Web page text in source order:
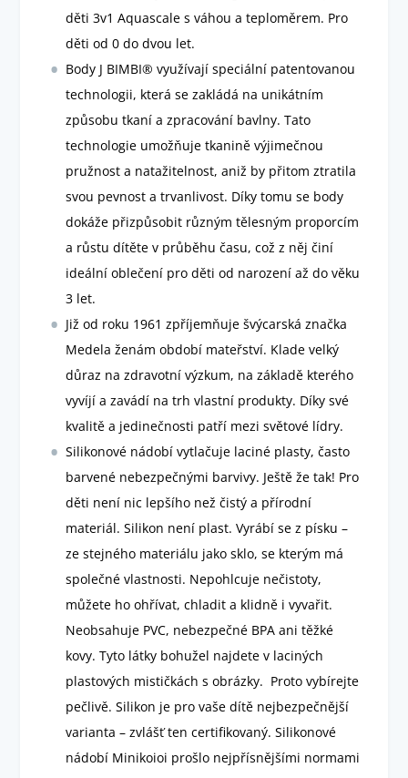
děti 3v1 Aquascale s váhou a teploměrem. Pro
děti od 0 do dvou let.
Body J BIMBI® využívají speciální patentovanou
technologii, která se zakládá na unikátním
způsobu tkaní a zpracování bavlny. Tato
technologie umožňuje tkanině výjimečnou
pružnost a natažitelnost, aniž by přitom ztratila
svou pevnost a trvanlivost. Díky tomu se body
dokáže přizpůsobit různým tělesným proporcím
a růstu dítěte v průběhu času, což z něj činí
ideální oblečení pro děti od narození až do věku
3 let.
Již od roku 1961 zpříjemňuje švýcarská značka
Medela ženám období mateřství. Klade velký
důraz na zdravotní výzkum, na základě kterého
vyvíjí a zavádí na trh vlastní produkty. Díky své
kvalitě a jedinečnosti patří mezi světové lídry.
Silikonové nádobí vytlačuje laciné plasty, často
barvené nebezpečnými barvivy. Ještě že tak! Pro
děti není nic lepšího než čistý a přírodní
materiál. Silikon není plast. Vyrábí se z písku –
ze stejného materiálu jako sklo, se kterým má
společné vlastnosti. Nepohlcuje nečistoty,
můžete ho ohřívat, chladit a klidně i vyvařit.
Neobsahuje PVC, nebezpečné BPA ani těžké
kovy. Tyto látky bohužel najdete v laciných
plastových mističkách s obrázky. Proto vybírejte
pečlivě. Silikon je pro vaše dítě nejbezpečnější
varianta – zvlášť ten certifikovaný. Silikonové
nádobí Minikoioi prošlo nejpřísnějšími normami